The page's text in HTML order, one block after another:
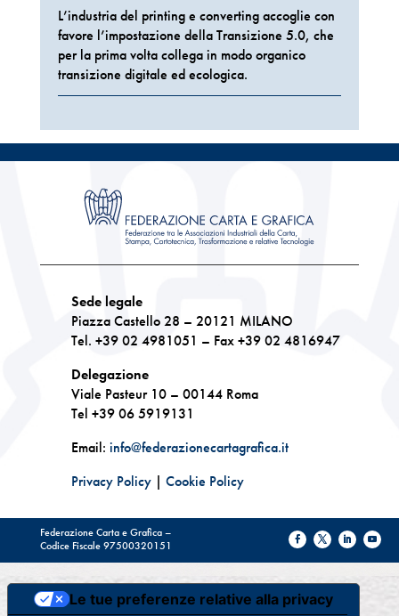
L’industria del printing e converting accoglie con
favore l’impostazione della Transizione 5.0, che
per la prima volta collega in modo organico
transizione digitale ed ecologica.
Sede legale
Piazza Castello 28 – 20121 MILANO
Tel. +39 02 4981051 – Fax +39 02 4816947
Delegazione
Viale Pasteur 10 – 00144 Roma
Tel +39 06 5919131
Email: info@federazionecartagrafica.it
Privacy Policy| Cookie Policy
Federazione Carta e Grafica –
Codice Fiscale 97500320151
Le tue preferenze relative alla privacy